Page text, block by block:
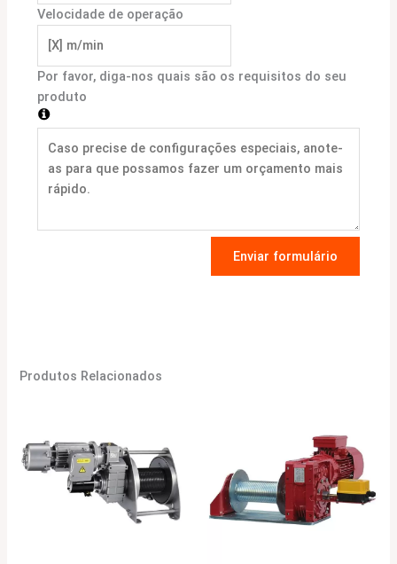
Velocidade de operação
Por favor, diga-nos quais são os requisitos do seu
produto
Enviar formulário
Produtos Relacionados